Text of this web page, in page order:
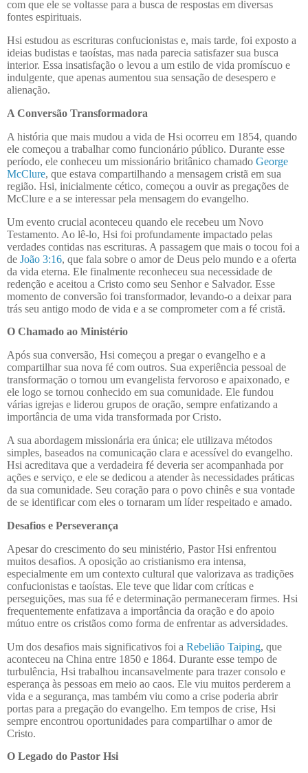
com que ele se voltasse para a busca de respostas em diversas
fontes espirituais.
Hsi estudou as escrituras confucionistas e, mais tarde, foi exposto a
ideias budistas e taoístas, mas nada parecia satisfazer sua busca
interior. Essa insatisfação o levou a um estilo de vida promíscuo e
indulgente, que apenas aumentou sua sensação de desespero e
alienação.
A Conversão Transformadora
A história que mais mudou a vida de Hsi ocorreu em 1854, quando
ele começou a trabalhar como funcionário público. Durante esse
período, ele conheceu um missionário britânico chamado George
McClure, que estava compartilhando a mensagem cristã em sua
região. Hsi, inicialmente cético, começou a ouvir as pregações de
McClure e a se interessar pela mensagem do evangelho.
Um evento crucial aconteceu quando ele recebeu um Novo
Testamento. Ao lê-lo, Hsi foi profundamente impactado pelas
verdades contidas nas escrituras. A passagem que mais o tocou foi a
de João 3:16, que fala sobre o amor de Deus pelo mundo e a oferta
da vida eterna. Ele finalmente reconheceu sua necessidade de
redenção e aceitou a Cristo como seu Senhor e Salvador. Esse
momento de conversão foi transformador, levando-o a deixar para
trás seu antigo modo de vida e a se comprometer com a fé cristã.
O Chamado ao Ministério
Após sua conversão, Hsi começou a pregar o evangelho e a
compartilhar sua nova fé com outros. Sua experiência pessoal de
transformação o tornou um evangelista fervoroso e apaixonado, e
ele logo se tornou conhecido em sua comunidade. Ele fundou
várias igrejas e liderou grupos de oração, sempre enfatizando a
importância de uma vida transformada por Cristo.
A sua abordagem missionária era única; ele utilizava métodos
simples, baseados na comunicação clara e acessível do evangelho.
Hsi acreditava que a verdadeira fé deveria ser acompanhada por
ações e serviço, e ele se dedicou a atender às necessidades práticas
da sua comunidade. Seu coração para o povo chinês e sua vontade
de se identificar com eles o tornaram um líder respeitado e amado.
Desafios e Perseverança
Apesar do crescimento do seu ministério, Pastor Hsi enfrentou
muitos desafios. A oposição ao cristianismo era intensa,
especialmente em um contexto cultural que valorizava as tradições
confucionistas e taoístas. Ele teve que lidar com críticas e
perseguições, mas sua fé e determinação permaneceram firmes. Hsi
frequentemente enfatizava a importância da oração e do apoio
mútuo entre os cristãos como forma de enfrentar as adversidades.
Um dos desafios mais significativos foi a Rebelião Taiping, que
aconteceu na China entre 1850 e 1864. Durante esse tempo de
turbulência, Hsi trabalhou incansavelmente para trazer consolo e
esperança às pessoas em meio ao caos. Ele viu muitos perderem a
vida e a segurança, mas também viu como a crise poderia abrir
portas para a pregação do evangelho. Em tempos de crise, Hsi
sempre encontrou oportunidades para compartilhar o amor de
Cristo.
O Legado do Pastor Hsi